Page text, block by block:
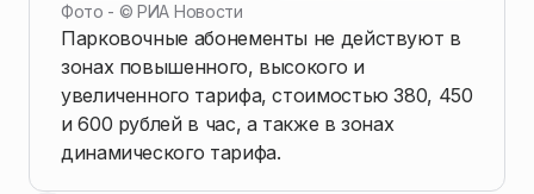
Фото - ©РИА Новости
Парковочные абонементы не действуют в
зонах повышенного, высокого и
увеличенного тарифа, стоимостью 380, 450
и 600 рублей в час, а также в зонах
динамического тарифа.